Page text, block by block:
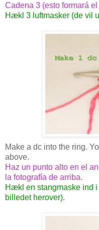
Cadena 3 (esto formará
Hækl 3 luftmasker (de vil
Make a dc into the ring.
above.
Haz un punto alto en el
la fotografía de arriba.
Hækl en stangmaske ind
billedet herover).